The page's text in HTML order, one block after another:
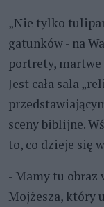
„Nie tylko
gatunków - na
portrety, martwe
Jest cała sala
sceny biblijne.
to, co dzieje się
- Mamy tu obraz
Mojżesza, który